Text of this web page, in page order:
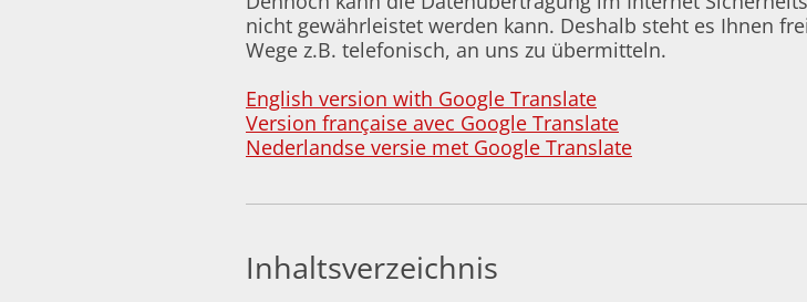
nicht gewährleistet werden kann. Deshalb steht es Ihnen
Wege z.B. telefonisch, an uns zu übermitteln.
English version with Google Translate
Version française avec Google Translate
Nederlandse versie met Google Translate
Inhaltsverzeichnis